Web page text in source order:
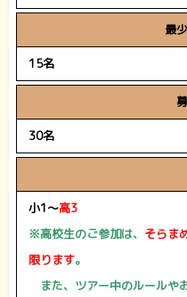
最
15名
30名
小1～高3
※高校生のご参加は、 そらま
限ります。
また、ツアー中のルールや